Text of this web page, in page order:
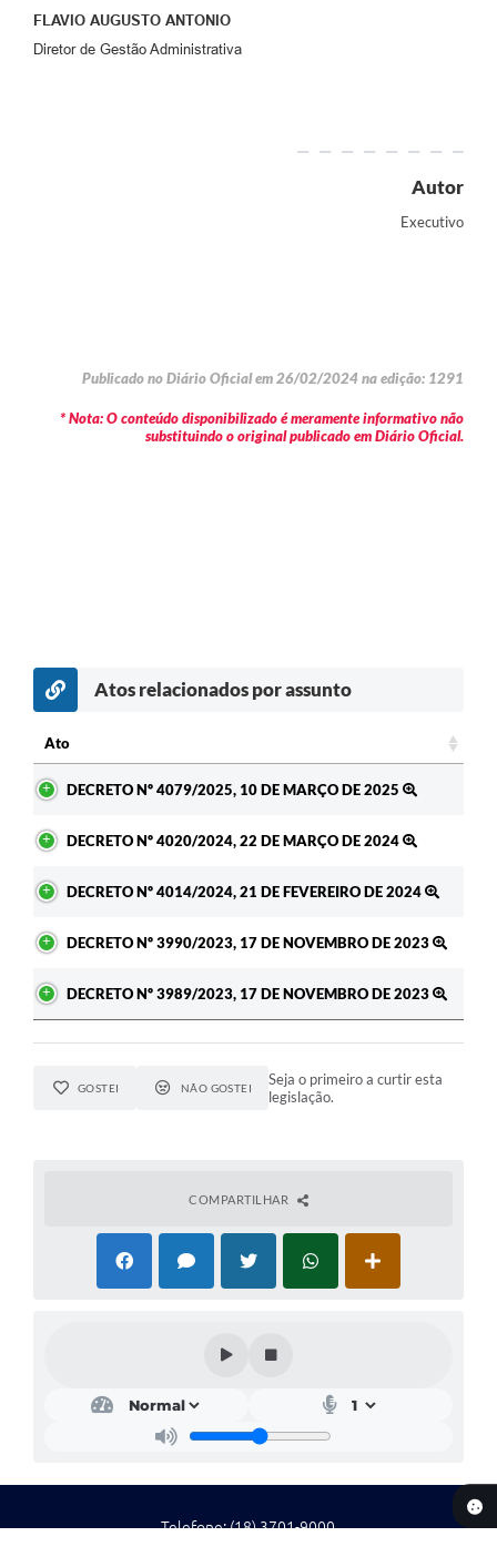
FLAVIO AUGUSTO ANTONIO
Diretor de Gestão Administrativa
Autor
Executivo
Publicado no Diário Oficial em 26/02/2024 na edição: 1291
* Nota: O conteúdo disponibilizado é meramente informativo não
substituindo o original publicado em Diário Oficial.
Atos relacionados por assunto
Ato
DECRETO Nº 4079/2025, 10 DE MARÇO DE 2025
DECRETO Nº 4020/2024, 22 DE MARÇO DE 2024
DECRETO Nº 4014/2024, 21 DE FEVEREIRO DE 2024
DECRETO Nº 3990/2023, 17 DE NOVEMBRO DE 2023
DECRETO Nº 3989/2023, 17 DE NOVEMBRO DE 2023
GOSTEI NÃO GOSTEI
Seja o primeiro a curtir esta
legislação.
COMPARTILHAR
Telefone: (18) 3701-9000